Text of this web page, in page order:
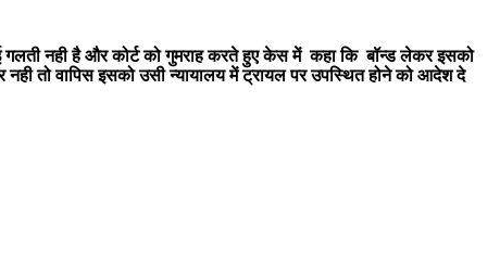
नही है और कोर्ट को गुमराह करते हुए केस में कहा कि बॉन्ड लेकर इसको
तो वापिस इसको उसी न्यायालय में ट्रायल पर उपस्थित होने को आदेश दे